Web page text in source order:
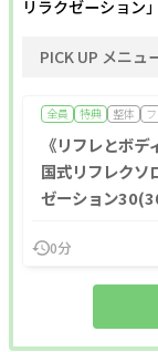
リラクゼーション
PICK UP メニュ
全員 特典 整体
《リフレとボ
国式リフレクソ
ゼーション
0分